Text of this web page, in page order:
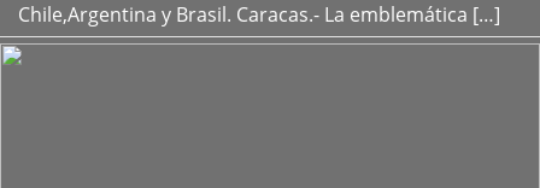
Chile,Argentina y Brasil. Caracas.- La emblemática […]